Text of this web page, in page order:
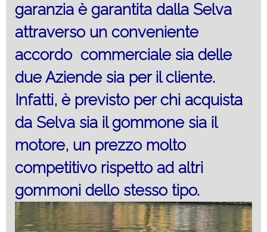
garanzia è garantita dalla Selva
attraverso un conveniente
accordo commerciale sia delle
due Aziende sia per il cliente.
Infatti, è previsto per chi acquista
da Selva sia il gommone sia il
motore, un prezzo molto
competitivo rispetto ad altri
gommoni dello stesso tipo.